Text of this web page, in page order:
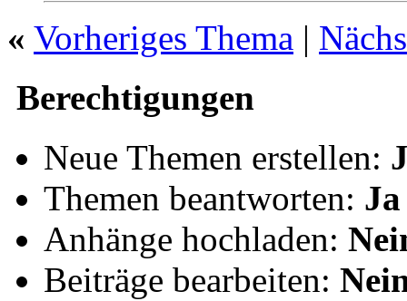
« Vorheriges Thema |
Berechtigungen
Neue Themen erstellen:
Themen beantworten: Ja
Anhänge hochladen:
Beiträge bearbeiten: